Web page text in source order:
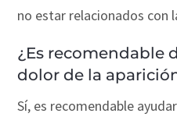
no estar relacionados con
¿Es recomendable
dolor de la
Sí, es recomendable